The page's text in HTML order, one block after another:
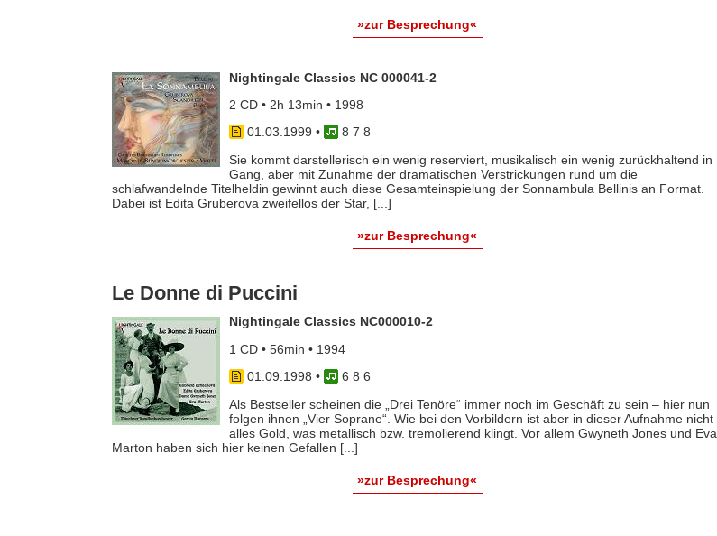
»zur Besprechung«
Nightingale Classics NC 000041-2
2 CD • 2h 13min • 1998
01.03.1999 •
8 7 8
Sie kommt darstellerisch ein wenig reserviert, musikalisch ein wenig zurückhaltend in
Gang, aber mit Zunahme der dramatischen Verstrickungen rund um die
schlafwandelnde Titelheldin gewinnt auch diese Gesamteinspielung der Sonnambula Bellinis an Format.
Dabei ist Edita Gruberova zweifellos der Star, [...]
»zur Besprechung«
Le Donne di Puccini
Nightingale Classics NC000010-2
1 CD • 56min • 1994
01.09.1998 •
6 8 6
Als Bestseller scheinen die „Drei Tenöre“ immer noch im Geschäft zu sein – hier nun
folgen ihnen „Vier Soprane“. Wie bei den Vorbildern ist aber in dieser Aufnahme nicht
alles Gold, was metallisch bzw. tremolierend klingt. Vor allem Gwyneth Jones und Eva
Marton haben sich hier keinen Gefallen [...]
»zur Besprechung«